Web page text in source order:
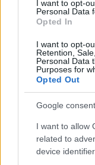
I want to opt-
Personal Data
Opted In
I want to opt-
Retention,
Personal Data
Purposes for
Opted Out
Google
I want to allow
related to
device
Management